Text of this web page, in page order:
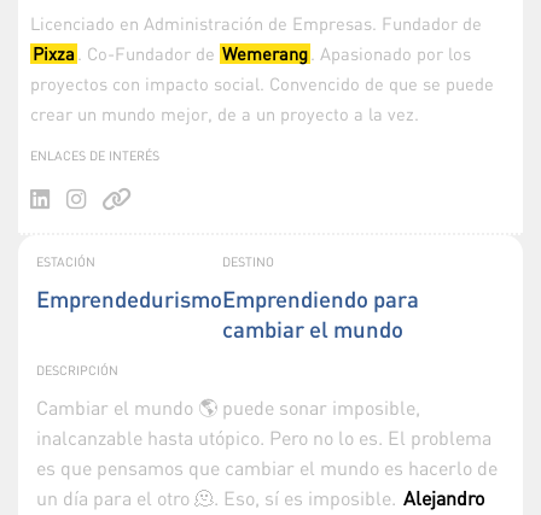
Licenciado en Administración de Empresas. Fundador de
Pixza
. Co-Fundador de Wemerang
. Apasionado por los
proyectos con impacto social. Convencido de que se puede
crear un mundo mejor, de a un proyecto a la vez.
ENLACES DE INTERÉS
ESTACIÓN
Emprendedurismo
DESTINO
Emprendiendo para
cambiar el mundo
DESCRIPCIÓN
Cambiar el mundo 🌎 puede sonar imposible,
inalcanzable hasta utópico. Pero no lo es. El problema
es que pensamos que cambiar el mundo es hacerlo de
un día para el otro 🫠. Eso, sí es imposible. ⁠ Alejandro